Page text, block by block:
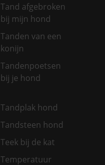
Tand afgebroken
bij mijn hond
Tanden van een
konijn
Tandenpoetsen
bij je hond
Tandplak hond
Tandsteen hond
Teek bij de kat
Temperatuur